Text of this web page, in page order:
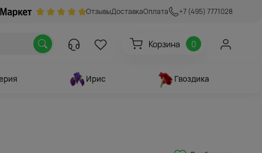
ОтзывыДоставкаОплата +7 (495) 7771028
Корзина 0
Ирис Гвоздика